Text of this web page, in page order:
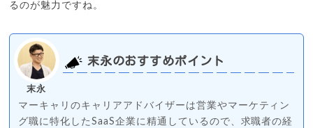
るのが魅力ですね。
末永
末永のおすすめポイント
マーキャリのキャリアアドバイザーは営業やマーケティン
グ職に特化したSaaS企業に精通しているので、求職者の経